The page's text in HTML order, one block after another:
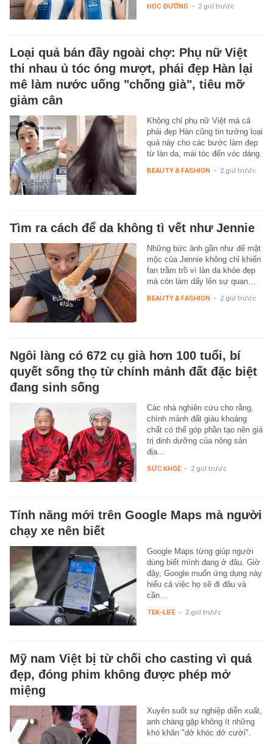
HỌC ĐƯỜNG - 2 giờ trước
Loại quả bán đầy ngoài chợ: Phụ nữ Việt
thi nhau ủ tóc óng mượt, phái đẹp Hàn lại
mê làm nước uống "chống già", tiêu mỡ
giảm cân
Không chỉ phụ nữ Việt mà cả
phái đẹp Hàn cũng tin tưởng loại
quả này cho các bước làm đẹp
từ làn da, mái tóc đến vóc dáng.
BEAUTY & FASHION - 2 giờ trước
Tìm ra cách để da không tì vết như Jennie
Những bức ảnh gần như để mặt
mộc của Jennie không chỉ khiến
fan trầm trồ vì làn da khỏe đẹp
mà còn làm dấy lên sự quan…
BEAUTY & FASHION - 2 giờ trước
Ngôi làng có 672 cụ già hơn 100 tuổi, bí
quyết sống thọ từ chính mảnh đất đặc biệt
đang sinh sống
Các nhà nghiên cứu cho rằng,
chính mảnh đất giàu khoáng
chất có thể góp phần tạo nên giá
trị dinh dưỡng của nông sản
địa…
SỨC KHỎE - 2 giờ trước
Tính năng mới trên Google Maps mà người
chạy xe nên biết
Google Maps từng giúp người
dùng biết mình đang ở đâu. Giờ
đây, Google muốn ứng dụng này
hiểu cả việc họ sẽ đi đâu và
cần…
TEK-LIFE - 2 giờ trước
Mỹ nam Việt bị từ chối cho casting vì quá
đẹp, đóng phim không được phép mở
miệng
Xuyên suốt sự nghiệp diễn xuất,
anh chàng gặp không ít những
khó khăn "dở khóc dở cười".